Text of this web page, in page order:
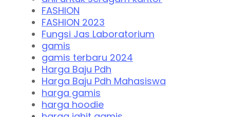
FASHION
FASHION 2023
Fungsi Jas Laboratorium
gamis
gamis terbaru 2024
Harga Baju Pdh
Harga Baju Pdh Mahasiswa
harga gamis
harga hoodie